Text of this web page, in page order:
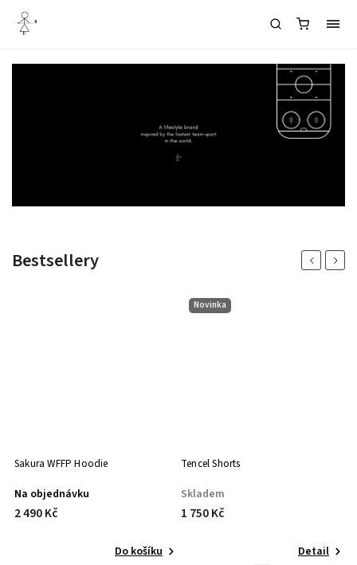
Bestsellery Previous
Sakura WFFP Hoodie
Na objednávku
2 490 Kč
Do košíku
Novinka
Tencel Shorts
Skladem
1 750 Kč
Detail
Next